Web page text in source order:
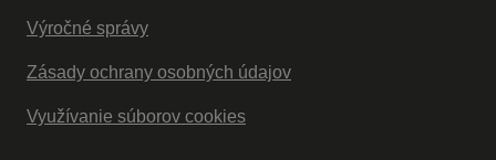
Výročné správy
Zásady ochrany osobných údajov
Využívanie súborov cookies